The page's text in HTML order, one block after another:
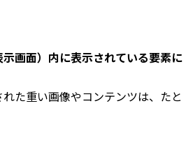
画面）内に表示されている要素に
た重い画像やコンテンツは、たと